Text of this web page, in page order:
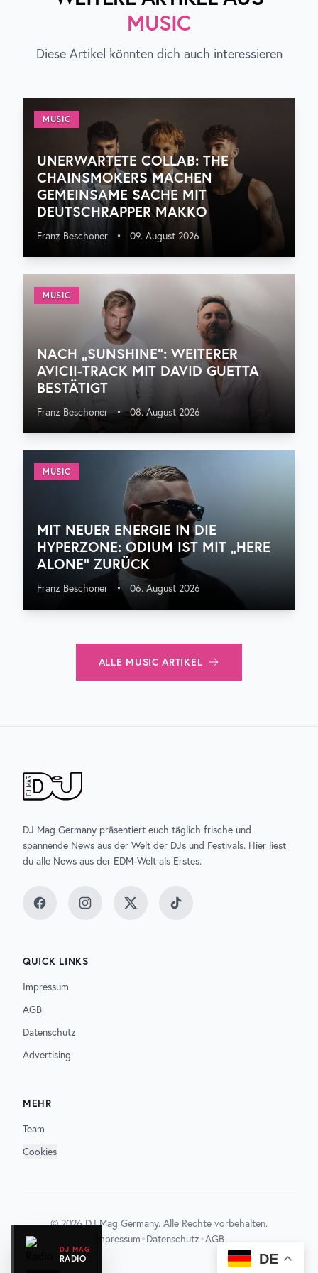
DJ MAG
RADIO
MUSIC
Diese Artikel könnten dich auch interessieren
MUSIC
UNERWARTETE COLLAB: THE
CHAINSMOKERS MACHEN
GEMEINSAME SACHE MIT
DEUTSCHRAPPER MAKKO
Franz Beschoner • 09. August 2026
MUSIC
NACH „SUNSHINE“: WEITERER
AVICII-TRACK MIT DAVID GUETTA
BESTÄTIGT
Franz Beschoner • 08. August 2026
MUSIC
MIT NEUER ENERGIE IN DIE
HYPERZONE: ODIUM IST MIT „HERE
ALONE“ ZURÜCK
Franz Beschoner • 06. August 2026
ALLE MUSIC ARTIKEL
DE
DJ Mag Germany präsentiert euch täglich frische und
spannende News aus der Welt der DJs und Festivals. Hier liest
du alle News aus der EDM-Welt als Erstes.
FacebookInstagramTwitter TikTok
QUICK LINKS
Impressum
AGB
Datenschutz
Advertising
MEHR
Team
Cookies
©2026DJ Mag Germany. Alle Rechte vorbehalten.
Impressum•Datenschutz•AGB